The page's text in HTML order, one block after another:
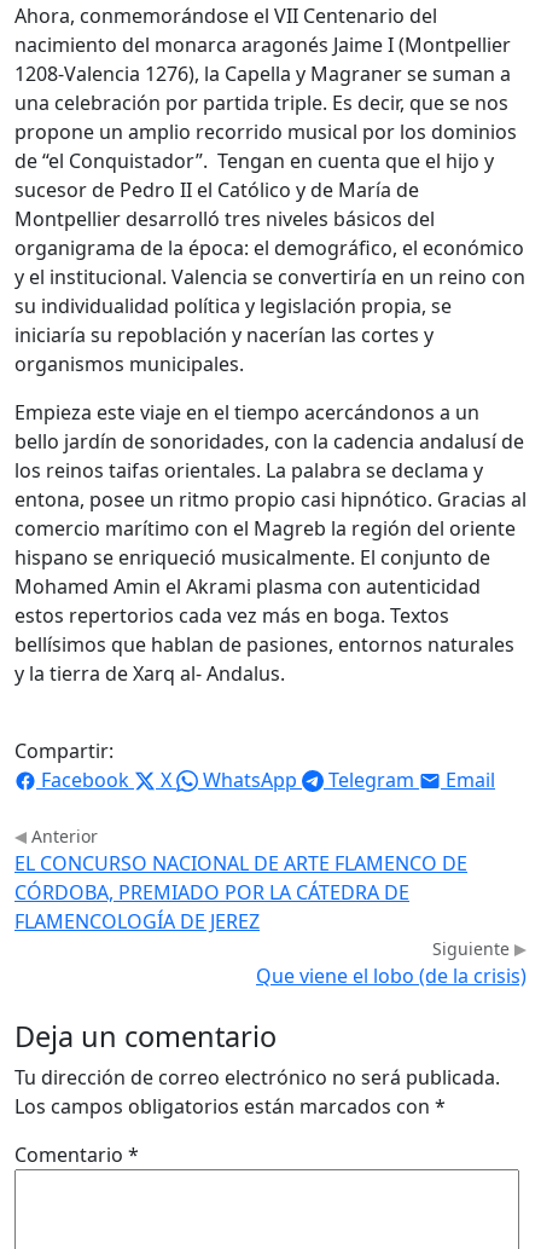
Ahora, conmemorándose el VII Centenario del
nacimiento del monarca aragonés Jaime I (Montpellier
1208-Valencia 1276), la Capella y Magraner se suman a
una celebración por partida triple. Es decir, que se nos
propone un amplio recorrido musical por los dominios
de “el Conquistador”. Tengan en cuenta que el hijo y
sucesor de Pedro II el Católico y de María de
Montpellier desarrolló tres niveles básicos del
organigrama de la época: el demográfico, el económico
y el institucional. Valencia se convertiría en un reino con
su individualidad política y legislación propia, se
iniciaría su repoblación y nacerían las cortes y
organismos municipales.
Empieza este viaje en el tiempo acercándonos a un
bello jardín de sonoridades, con la cadencia andalusí de
los reinos taifas orientales. La palabra se declama y
entona, posee un ritmo propio casi hipnótico. Gracias al
comercio marítimo con el Magreb la región del oriente
hispano se enriqueció musicalmente. El conjunto de
Mohamed Amin el Akrami plasma con autenticidad
estos repertorios cada vez más en boga. Textos
bellísimos que hablan de pasiones, entornos naturales
y la tierra de Xarq al- Andalus.
Compartir:
Facebook
X WhatsApp Telegram Email
Anterior
EL CONCURSO NACIONAL DE ARTE FLAMENCO DE
CÓRDOBA, PREMIADO POR LA CÁTEDRA DE
FLAMENCOLOGÍA DE JEREZ
Siguiente
Que viene el lobo (de la crisis)
Deja un comentario
Tu dirección de correo electrónico no será publicada.
Los campos obligatorios están marcados con *
Comentario *